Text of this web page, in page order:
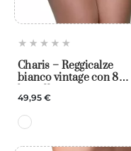
Charis – Reggicalze
bianco vintage con 8
49,95 €